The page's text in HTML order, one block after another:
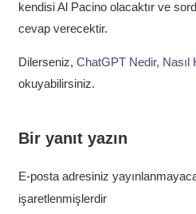
kendisi Al Pacino olacaktır ve
cevap verecektir.
Dilerseniz, ChatGPT Nedir, Nasıl
okuyabilirsiniz.
Bir yanıt yazın
E-posta adresiniz
işaretlenmişlerdir